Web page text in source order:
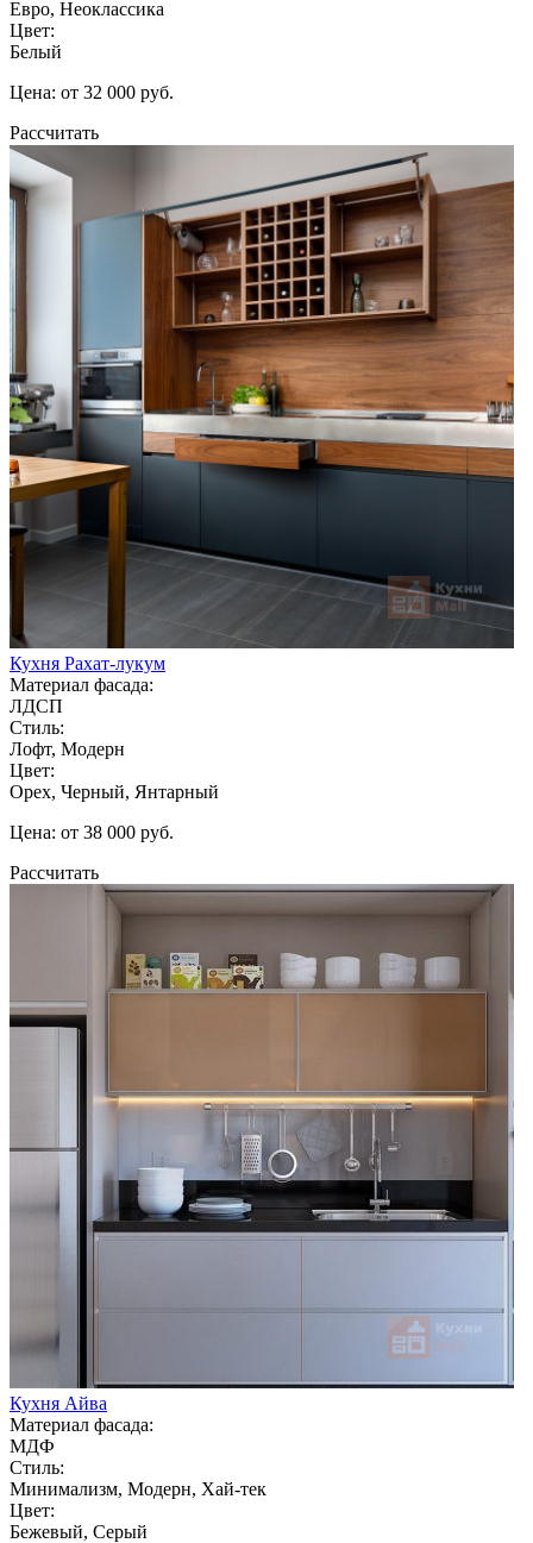
Евро, Неоклассика
Цвет:
Белый
Цена: от 32 000 руб.
Рассчитать
Кухня Рахат-лукум
Материал фасада:
ЛДСП
Стиль:
Лофт, Модерн
Цвет:
Орех, Черный, Янтарный
Цена: от 38 000 руб.
Рассчитать
Кухня Айва
Материал фасада:
МДФ
Стиль:
Минимализм, Модерн, Хай-тек
Цвет:
Бежевый, Серый